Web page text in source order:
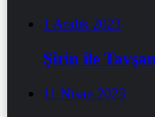
1 Aralık 2023
Şirin ile
11 Nisan 2023